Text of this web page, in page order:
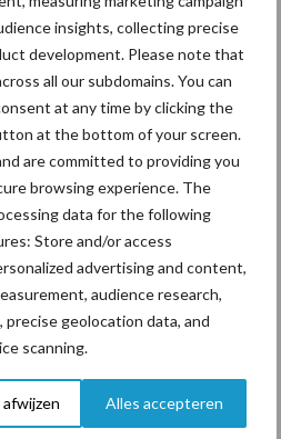
insights, collecting precise
development. Please note that
all our subdomains. You can
at any time by clicking the
at the bottom of your screen.
are committed to providing you
browsing experience. The
data for the following
Store and/or access
advertising and content,
audience research,
geolocation data, and
scanning.
Alles accepteren
inzet van toevoegmiddelen bij
nat of droog de kuil is.
– zoals eiwit-, suiker- en
fermentatie en conservering.
kiemen) – belangrijk voor
een kuilanalyse